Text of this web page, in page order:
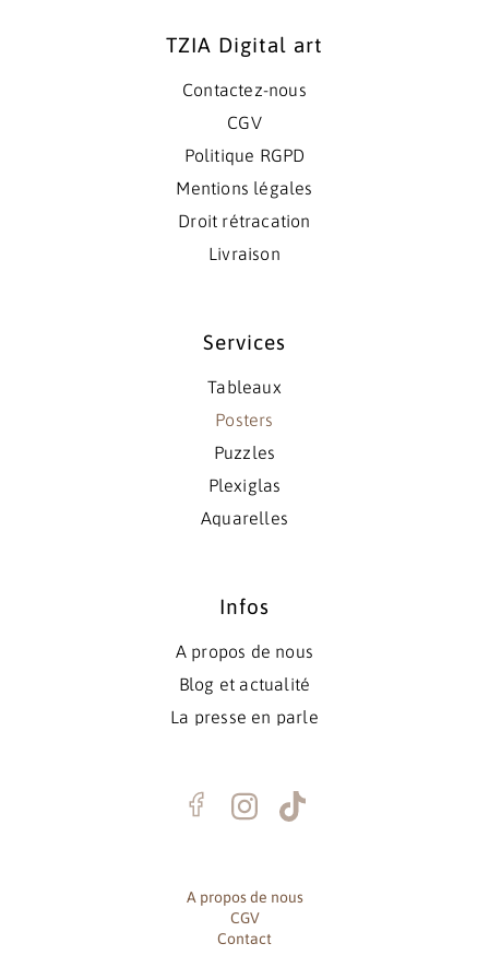
TZIA Digital art
Contactez-nous
CGV
Politique RGPD
Mentions légales
Droit rétracation
Livraison
Services
Tableaux
Posters
Puzzles
Plexiglas
Aquarelles
Infos
A propos de nous
Blog et actualité
La presse en parle
A propos de nous
CGV
Contact